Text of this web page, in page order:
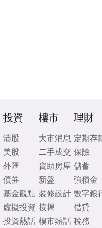
投資
港股
美股
外匯
債券
基金觀點
虛擬投資
投資熱話
樓市
大市消息
二手成交
資助房屋
新盤
裝修設計
按揭
樓市熱話
理財
定期存
保險
儲蓄
強積金
數字銀
借貸
稅務